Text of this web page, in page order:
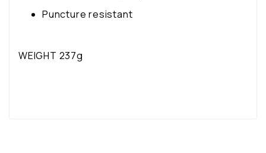
Puncture resistant
WEIGHT 237g